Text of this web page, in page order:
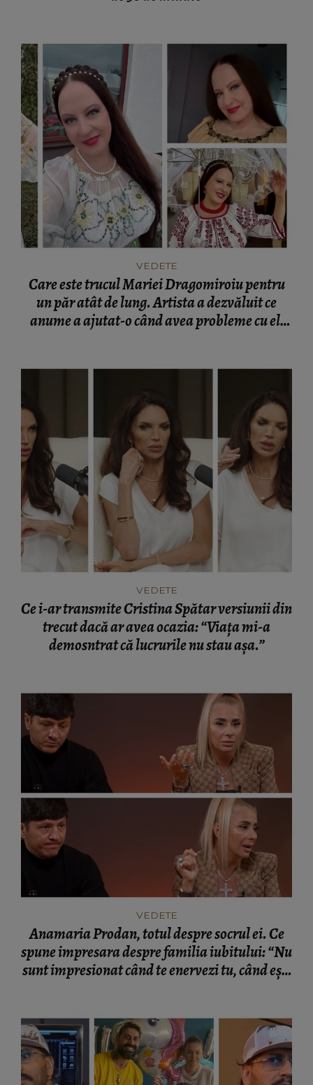
VEDETE
Care este trucul Mariei Dragomiroiu pentru
un păr atât de lung. Artista a dezvăluit ce
anume a ajutat-o când avea probleme cu el:
VEDETE
Ce i-ar transmite Cristina Spătar versiunii din
trecut dacă ar avea ocazia: “Viața mi-a
demosntrat că lucrurile nu stau așa.”
VEDETE
Anamaria Prodan, totul despre socrul ei. Ce
spune impresara despre familia iubitului: “Nu
sunt impresionat când te enervezi tu, când ești